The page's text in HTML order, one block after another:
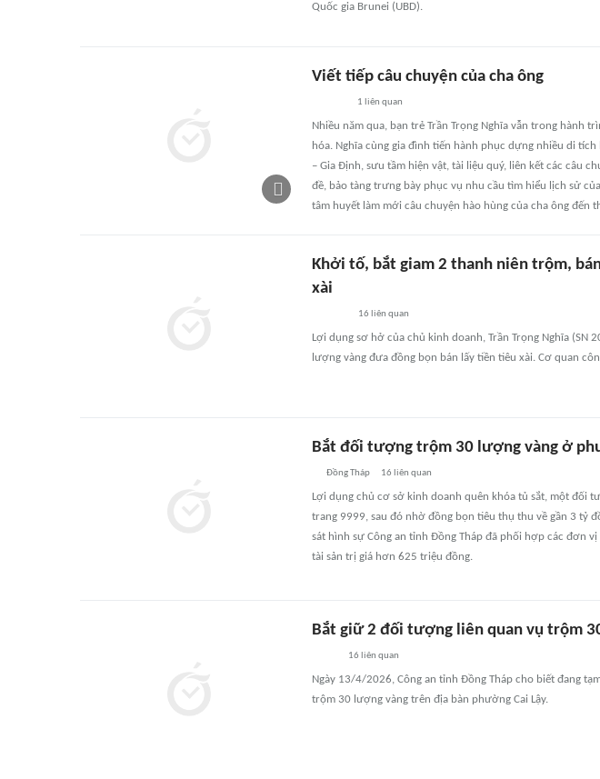
Quốc gia Brunei (UBD).
Viết tiếp câu chuyện của cha ông
1 liên quan
Nhiều năm qua, bạn trẻ Trần Trọng Nghĩa vẫn trong hành
hóa. Nghĩa cùng gia đình tiến hành phục dựng nhiều di
– Gia Định, sưu tầm hiện vật, tài liệu quý, liên kết các câu
đề, bảo tàng trưng bày phục vụ nhu cầu tìm hiểu lịch sử
tâm huyết làm mới câu chuyện hào hùng của cha ông đến
Khởi tố, bắt giam 2 thanh niên trộm,
xài
16 liên quan
Lợi dụng sơ hở của chủ kinh doanh, Trần Trọng Nghĩa (SN
lượng vàng đưa đồng bọn bán lấy tiền tiêu xài. Cơ quan
Bắt đối tượng trộm 30 lượng vàng ở
Đồng Tháp 16 liên quan
Lợi dụng chủ cơ sở kinh doanh quên khóa tủ sắt, một đối
trang 9999, sau đó nhờ đồng bọn tiêu thụ thu về gần 3 tỷ
sát hình sự Công an tỉnh Đồng Tháp đã phối hợp các đơn
tài sản trị giá hơn 625 triệu đồng.
Bắt giữ 2 đối tượng liên quan vụ trộm
16 liên quan
Ngày 13/4/2026, Công an tỉnh Đồng Tháp cho biết đang
trộm 30 lượng vàng trên địa bàn phường Cai Lậy.